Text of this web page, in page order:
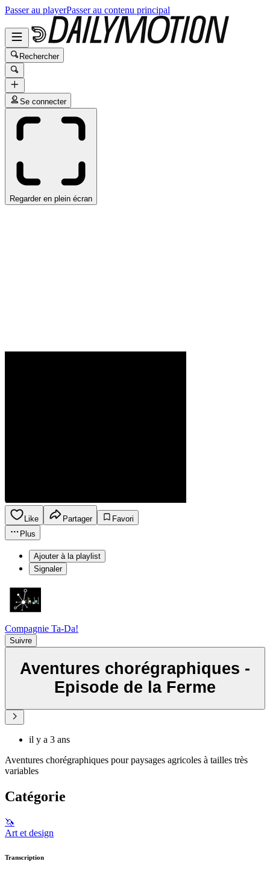
Passer au playerPasser au contenu principal
Rechercher
Se connecter
Regarder en plein écran
Like Partager
Favori
Plus
Ajouter à la playlist
Signaler
Compagnie Ta-Da!
Suivre
Aventures chorégraphiques -
Episode de la Ferme
il y a 3 ans
Aventures chorégraphiques pour paysages agricoles à tailles très
variables
Catégorie
🦄
Art et design
Transcription